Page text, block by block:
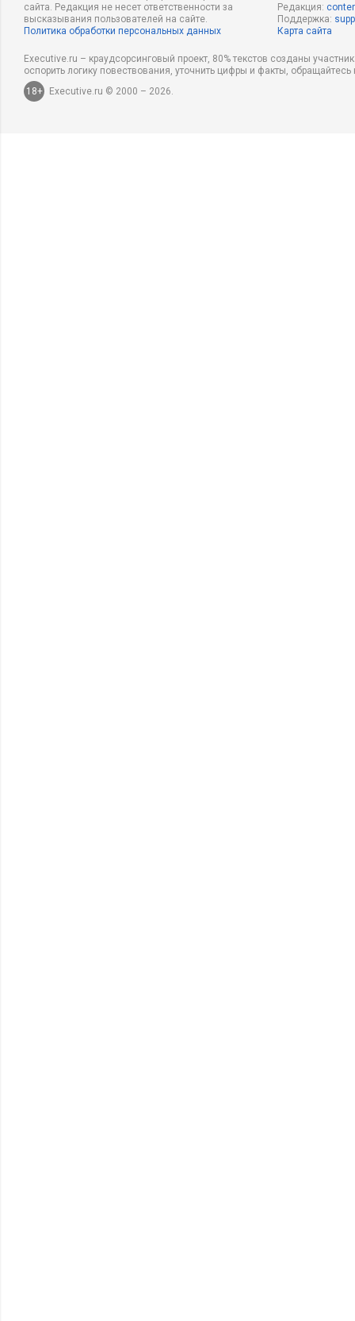
сайта. Редакция не несет ответственности за
высказывания пользователей на сайте.
Политика обработки персональных данных
Редакция:
Поддержка:
Карта сайта
Executive.ru – краудсорсинговый проект, 80% текстов созданы
оспорить логику повествования, уточнить цифры и факты,
18+
Executive.ru © 2000 – 2026.